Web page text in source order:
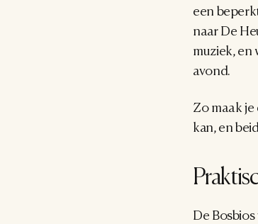
een
naar De
muziek, en
avond.
Zo maak je
kan, en
De